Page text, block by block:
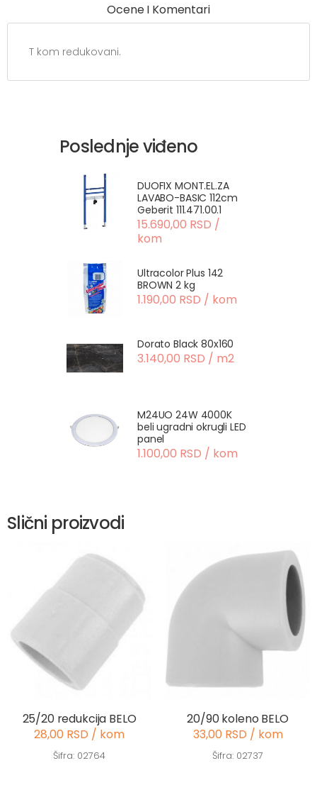
Ocene I Komentari
T kom redukovani.
Poslednje viđeno
DUOFIX MONT.EL.ZA
LAVABO-BASIC 112cm
Geberit 111.471.00.1
15.690,00 RSD /
kom
Ultracolor Plus 142
BROWN 2 kg
1.190,00 RSD / kom
Dorato Black 80x160
3.140,00 RSD / m2
M24UO 24W 4000K
beli ugradni okrugli LED
panel
1.100,00 RSD / kom
Slični proizvodi
25/20 redukcija BELO
28,00 RSD / kom
Šifra: 02764
20/90 koleno BELO
33,00 RSD / kom
Šifra: 02737